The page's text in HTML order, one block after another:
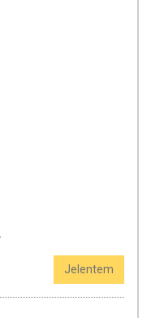
Jelentem